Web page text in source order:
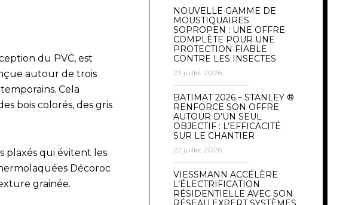
du PVC, est
autour de trois
Cela
bois colorés, des gris
plaxés qui évitent les
Décoroc
grainée.
NOUVELLE GAMME DE
MOUSTIQUAIRES
SOPROPEN : UNE OFFRE
COMPLÈTE POUR UNE
PROTECTION FIABLE
CONTRE LES INSECTES
23 juillet 2026
BATIMAT 2026 – STANLEY ®
RENFORCE SON OFFRE
AUTOUR D’UN SEUL
OBJECTIF : L’EFFICACITÉ
SUR LE CHANTIER
22 juillet 2026
VIESSMANN ACCÉLÈRE
L’ÉLECTRIFICATION
RÉSIDENTIELLE AVEC SON